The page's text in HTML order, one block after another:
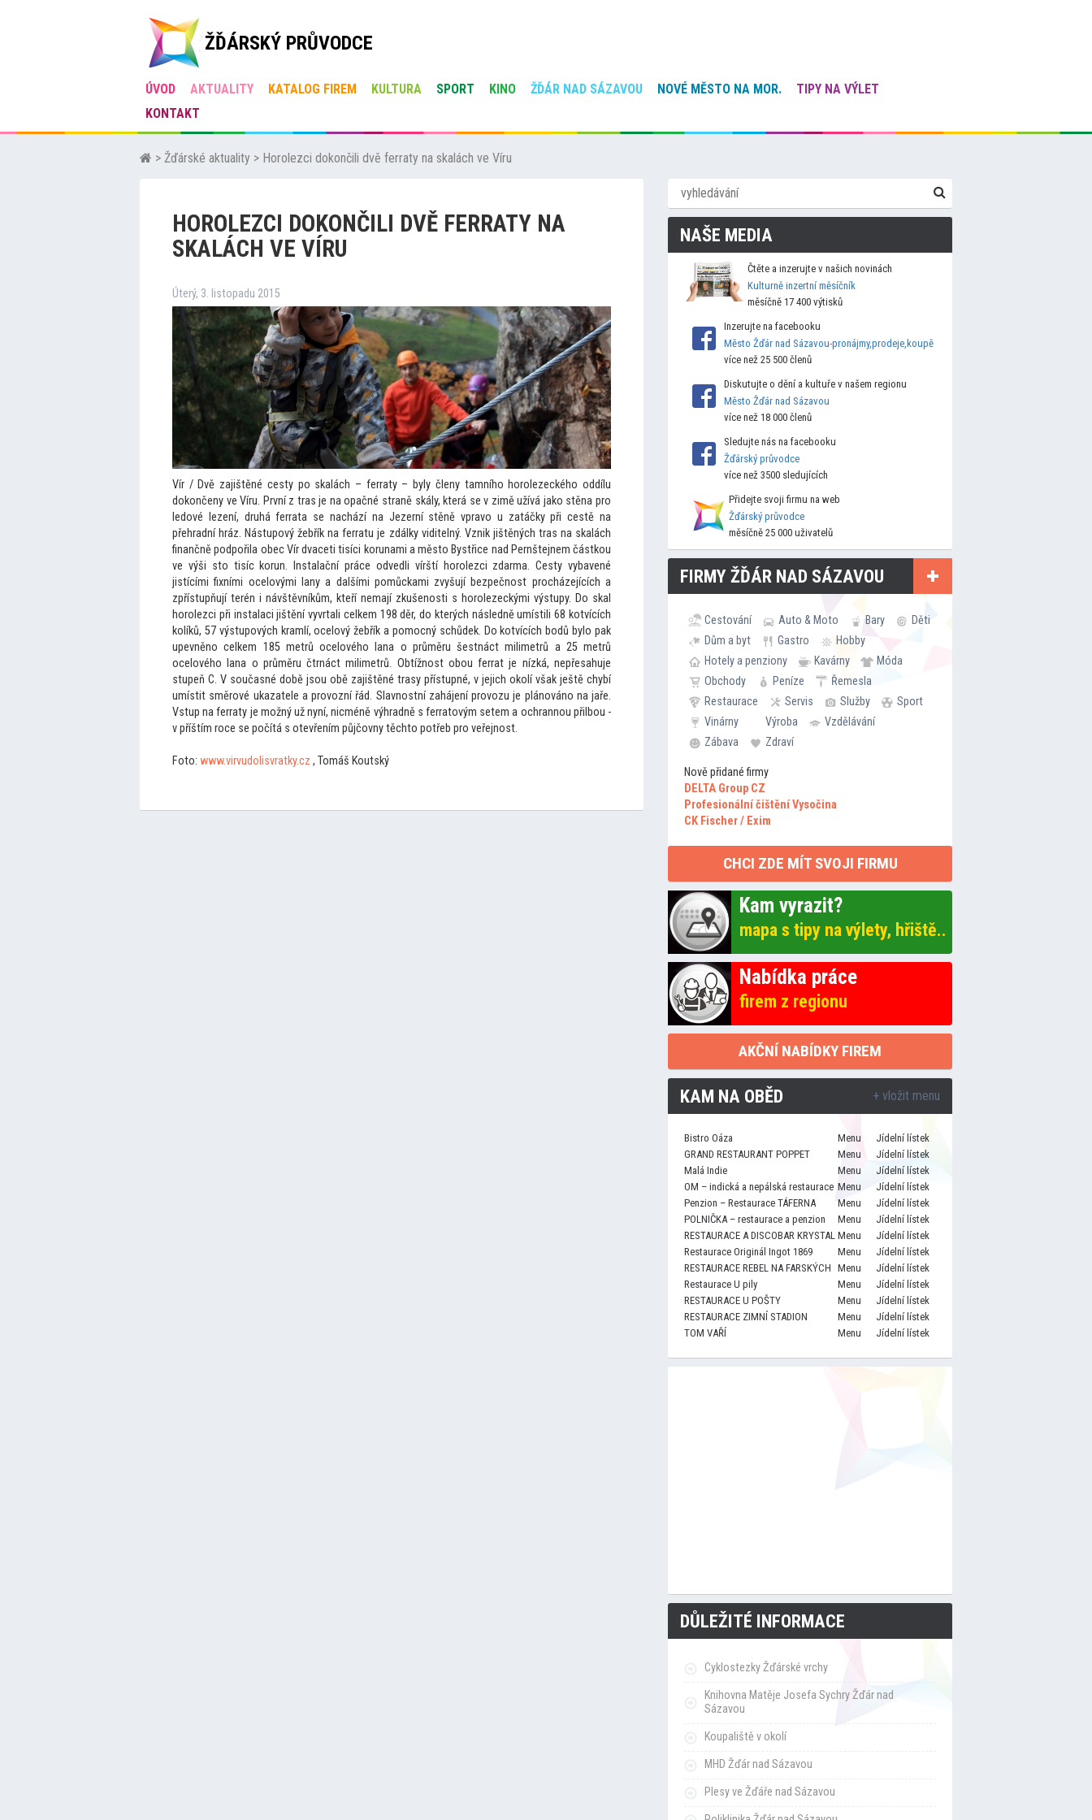
ŽĎÁRSKÝ PRŮVODCE
ÚVOD AKTUALITY KATALOG FIREM KULTURA SPORT KINO ŽĎÁR NAD SÁZAVOU NOVÉ MĚSTO NA MOR.
TIPY NA VÝLET
KONTAKT
> Žďárské aktuality > Horolezci dokončili dvě ferraty na skalách ve Víru
HOROLEZCI DOKONČILI DVĚ FERRATY NA
SKALÁCH VE VÍRU
Úterý, 3. listopadu 2015
Vír / Dvě zajištěné cesty po skalách – ferraty – byly členy tamního horolezeckého oddílu
dokončeny ve Víru. První z tras je na opačné straně skály, která se v zimě užívá jako stěna pro
ledové lezení, druhá ferrata se nachází na Jezerní stěně vpravo u zatáčky při cestě na
přehradní hráz. Nástupový žebřík na ferratu je zdálky viditelný. Vznik jištěných tras na skalách
finančně podpořila obec Vír dvaceti tisíci korunami a město Bystřice nad Pernštejnem částkou
ve výši sto tisíc korun. Instalační práce odvedli vírští horolezci zdarma. Cesty vybavené
jistícími fixními ocelovými lany a dalšími pomůckami zvyšují bezpečnost procházejících a
zpřístupňují terén i návštěvníkům, kteří nemají zkušenosti s horolezeckými výstupy. Do skal
horolezci při instalaci jištění vyvrtali celkem 198 děr, do kterých následně umístili 68 kotvících
kolíků, 57 výstupových kramlí, ocelový žebřík a pomocný schůdek. Do kotvících bodů bylo pak
upevněno celkem 185 metrů ocelového lana o průměru šestnáct milimetrů a 25 metrů
ocelového lana o průměru čtrnáct milimetrů. Obtížnost obou ferrat je nízká, nepřesahuje
stupeň C. V současné době jsou obě zajištěné trasy přístupné, v jejich okolí však ještě chybí
umístit směrové ukazatele a provozní řád. Slavnostní zahájení provozu je plánováno na jaře.
Vstup na ferraty je možný už nyní, nicméně výhradně s ferratovým setem a ochrannou přilbou -
v příštím roce se počítá s otevřením půjčovny těchto potřeb pro veřejnost.
Foto: www.virvudolisvratky.cz , Tomáš Koutský
NAŠE MEDIA
Čtěte a inzerujte v našich novinách
Kulturně inzertní měsíčník
měsíčně 17 400 výtisků
Inzerujte na facebooku
Město Žďár nad Sázavou-pronájmy,prodeje,koupě
více než 25 500 členů
Diskutujte o dění a kultuře v našem regionu
Město Žďár nad Sázavou
více než 18 000 členů
Sledujte nás na facebooku
Žďárský průvodce
více než 3500 sledujících
Přidejte svoji firmu na web
Žďárský průvodce
měsíčně 25 000 uživatelů
FIRMY ŽĎÁR NAD SÁZAVOU
Cestování Auto & Moto Bary
Děti
Dům a byt
Gastro
Hobby
Hotely a penziony
Kavárny
Móda
Obchody
Peníze
Řemesla
Restaurace
Servis Služby
Sport
Vinárny
Výroba
Vzdělávání
Zábava
Zdraví
Nově přidané firmy
DELTA Group CZ
Profesionální čištění Vysočina
CK Fischer / Exim
CHCI ZDE MÍT SVOJI FIRMU
Kam vyrazit?
mapa s tipy na výlety, hřiště..
Nabídka práce
firem z regionu
AKČNÍ NABÍDKY FIREM
KAM NA OBĚD + vložit menu
Bistro Oáza Menu
Jídelní lístek
GRAND RESTAURANT POPPET
Menu
Jídelní lístek
Malá Indie
Menu
Jídelní lístek
OM – indická a nepálská restaurace Menu
Jídelní lístek
Penzion – Restaurace TÁFERNA
Menu
Jídelní lístek
POLNIČKA – restaurace a penzion
Menu
Jídelní lístek
RESTAURACE A DISCOBAR KRYSTAL Menu
Jídelní lístek
Restaurace Originál Ingot 1869
Menu
Jídelní lístek
RESTAURACE REBEL NA FARSKÝCH Menu
Jídelní lístek
Restaurace U pily
Menu
Jídelní lístek
RESTAURACE U POŠTY
Menu
Jídelní lístek
RESTAURACE ZIMNÍ STADION
Menu
Jídelní lístek
TOM VAŘÍ
Menu Jídelní lístek
DŮLEŽITÉ INFORMACE
Cyklostezky Žďárské vrchy
Knihovna Matěje Josefa Sychry Žďár nad
Sázavou
Koupaliště v okolí
MHD Žďár nad Sázavou
Plesy ve Žďáře nad Sázavou